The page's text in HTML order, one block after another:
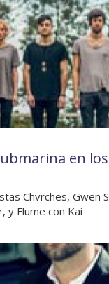
en
Chvrches, Gwen
y Flume con Kai